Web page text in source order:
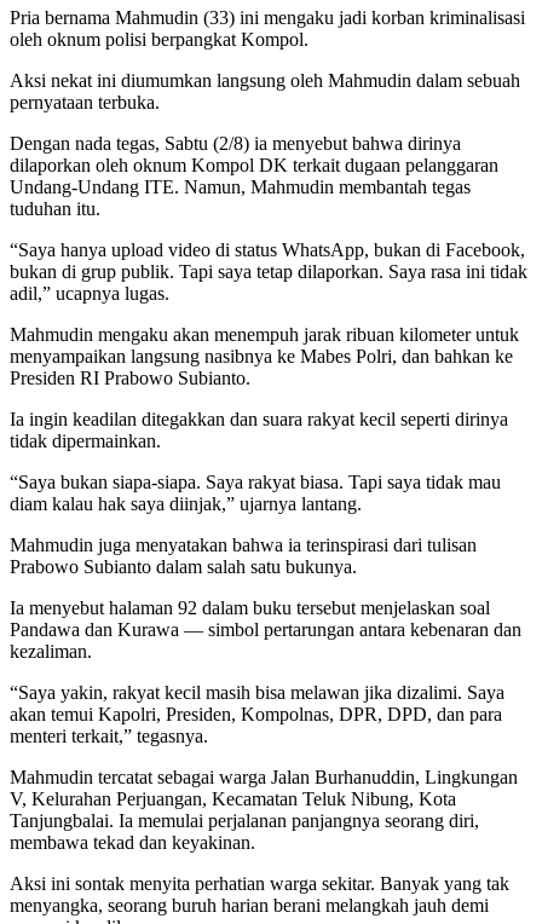
Pria bernama Mahmudin (33) ini mengaku jadi korban kriminalisasi
oleh oknum polisi berpangkat Kompol.
Aksi nekat ini diumumkan langsung oleh Mahmudin dalam sebuah
pernyataan terbuka.
Dengan nada tegas, Sabtu (2/8) ia menyebut bahwa dirinya
dilaporkan oleh oknum Kompol DK terkait dugaan pelanggaran
Undang-Undang ITE. Namun, Mahmudin membantah tegas
tuduhan itu.
“Saya hanya upload video di status WhatsApp, bukan di Facebook,
bukan di grup publik. Tapi saya tetap dilaporkan. Saya rasa ini tidak
adil,” ucapnya lugas.
Mahmudin mengaku akan menempuh jarak ribuan kilometer untuk
menyampaikan langsung nasibnya ke Mabes Polri, dan bahkan ke
Presiden RI Prabowo Subianto.
Ia ingin keadilan ditegakkan dan suara rakyat kecil seperti dirinya
tidak dipermainkan.
“Saya bukan siapa-siapa. Saya rakyat biasa. Tapi saya tidak mau
diam kalau hak saya diinjak,” ujarnya lantang.
Mahmudin juga menyatakan bahwa ia terinspirasi dari tulisan
Prabowo Subianto dalam salah satu bukunya.
Ia menyebut halaman 92 dalam buku tersebut menjelaskan soal
Pandawa dan Kurawa — simbol pertarungan antara kebenaran dan
kezaliman.
“Saya yakin, rakyat kecil masih bisa melawan jika dizalimi. Saya
akan temui Kapolri, Presiden, Kompolnas, DPR, DPD, dan para
menteri terkait,” tegasnya.
Mahmudin tercatat sebagai warga Jalan Burhanuddin, Lingkungan
V, Kelurahan Perjuangan, Kecamatan Teluk Nibung, Kota
Tanjungbalai. Ia memulai perjalanan panjangnya seorang diri,
membawa tekad dan keyakinan.
Aksi ini sontak menyita perhatian warga sekitar. Banyak yang tak
menyangka, seorang buruh harian berani melangkah jauh demi